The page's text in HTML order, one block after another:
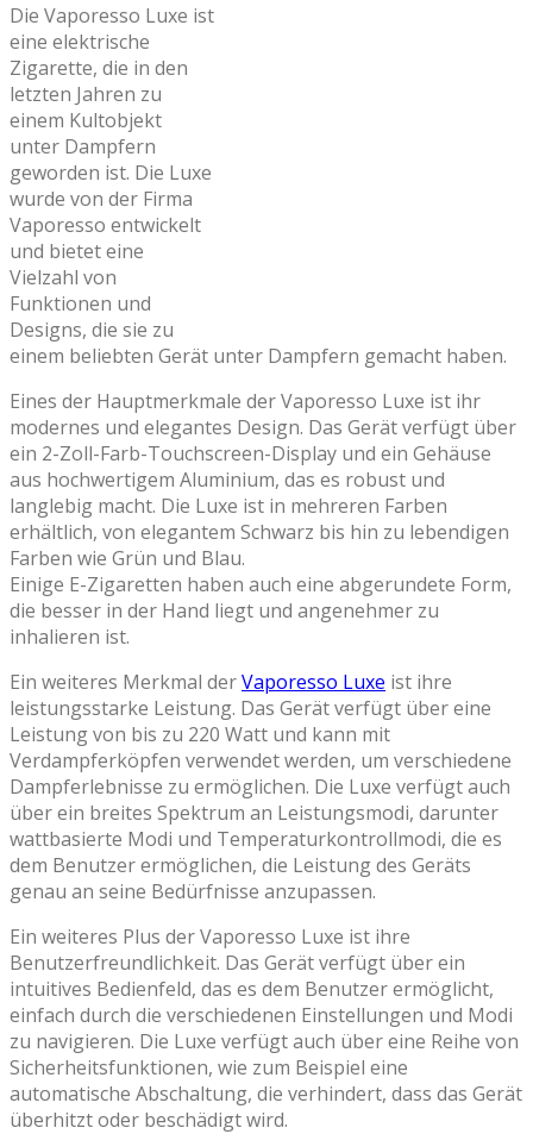
Die Vaporesso Luxe ist
eine elektrische
Zigarette, die in den
letzten Jahren zu
einem Kultobjekt
unter Dampfern
geworden ist. Die Luxe
wurde von der Firma
Vaporesso entwickelt
und bietet eine
Vielzahl von
Funktionen und
Designs, die sie zu
einem beliebten Gerät unter Dampfern gemacht haben.
Eines der Hauptmerkmale der Vaporesso Luxe ist ihr
modernes und elegantes Design. Das Gerät verfügt über
ein 2-Zoll-Farb-Touchscreen-Display und ein Gehäuse
aus hochwertigem Aluminium, das es robust und
langlebig macht. Die Luxe ist in mehreren Farben
erhältlich, von elegantem Schwarz bis hin zu lebendigen
Farben wie Grün und Blau.
Einige E-Zigaretten haben auch eine abgerundete Form,
die besser in der Hand liegt und angenehmer zu
inhalieren ist.
Ein weiteres Merkmal derVaporesso Luxe ist ihre
leistungsstarke Leistung. Das Gerät verfügt über eine
Leistung von bis zu 220 Watt und kann mit
Verdampferköpfen verwendet werden, um verschiedene
Dampferlebnisse zu ermöglichen. Die Luxe verfügt auch
über ein breites Spektrum an Leistungsmodi, darunter
wattbasierte Modi und Temperaturkontrollmodi, die es
dem Benutzer ermöglichen, die Leistung des Geräts
genau an seine Bedürfnisse anzupassen.
Ein weiteres Plus der Vaporesso Luxe ist ihre
Benutzerfreundlichkeit. Das Gerät verfügt über ein
intuitives Bedienfeld, das es dem Benutzer ermöglicht,
einfach durch die verschiedenen Einstellungen und Modi
zu navigieren. Die Luxe verfügt auch über eine Reihe von
Sicherheitsfunktionen, wie zum Beispiel eine
automatische Abschaltung, die verhindert, dass das Gerät
überhitzt oder beschädigt wird.